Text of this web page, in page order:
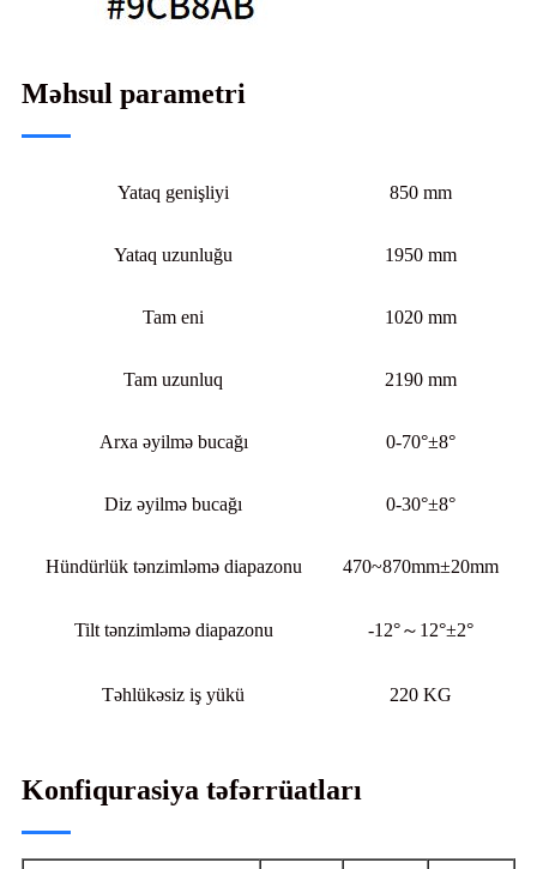
Məhsul parametri
Yataq genişliyi 850 mm
Yataq uzunluğu 1950 mm
Tam eni 1020 mm
Tam uzunluq 2190 mm
Arxa əyilmə bucağı 0-70°±8°
Diz əyilmə bucağı 0-30°±8°
Hündürlük tənzimləmə diapazonu 470~870mm±20mm
Tilt tənzimləmə diapazonu -12°～12°±2°
Təhlükəsiz iş yükü 220 KG
Konfiqurasiya təfərrüatları